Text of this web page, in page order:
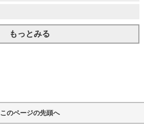
もっとみる
このページの先頭へ